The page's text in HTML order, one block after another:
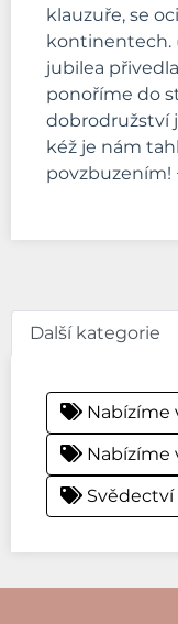
klauzuře, se
kontinentech.
jubilea
ponoříme do
dobrodružství
kéž je nám
povzbuzením!
Další kategorie
Svědectví